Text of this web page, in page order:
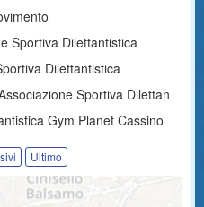
Sportiva Dilettantistica
Dilettantistica
Sportiva Dilettantistica
Gym Planet Cassino
Ultimo